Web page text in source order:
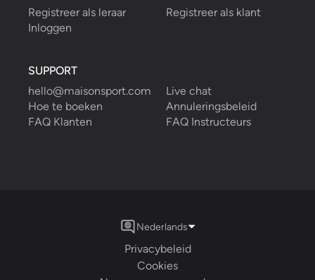
Registreer als leraar
Registreer als klant
Inloggen
SUPPORT
hello@maisonsport.com
Live chat
Hoe te boeken
Annuleringsbeleid
FAQ Klanten
FAQ Instructeurs
Cookies
Privacybeleid
Nederlands